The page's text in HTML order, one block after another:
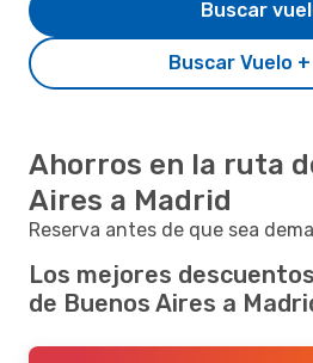
Buscar Vuelo
Buscar
Ahorros en la ruta
Aires a Madrid
Reserva antes de que sea
Los mejores
de Buenos Aires a